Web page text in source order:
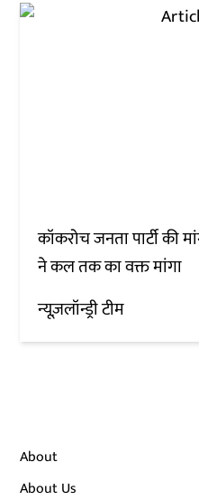
कॉकरोच जनता पार्टी की
ने कल तक का वक्त मांगा
न्यूज़लॉन्ड्री टीम
About
About Us